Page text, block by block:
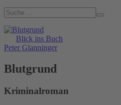
Blick ins Buch
Peter Glanninger
Blutgrund
Kriminalroman